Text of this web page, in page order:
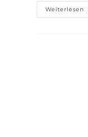
Weiterlesen